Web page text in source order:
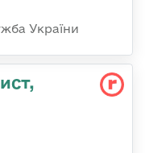
України